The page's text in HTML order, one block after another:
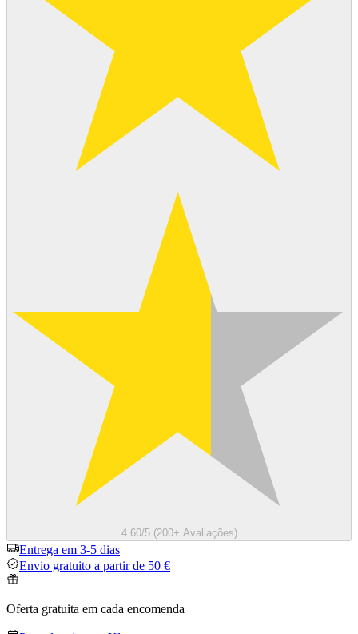
4.60/5 (200+ Avaliações)
Entrega em 3-5 dias
Envio gratuito a partir de 50 €
Oferta gratuita em cada encomenda